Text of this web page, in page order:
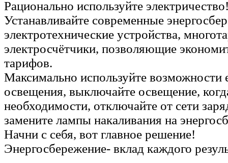
Рационально используйте
Устанавливайте современные
электротехнические устройства,
электросчётчики, позволяющие
тарифов.
Максимально используйте возможности
освещения, выключайте освещение,
необходимости, отключайте от сети
замените лампы накаливания на
Начни с себя, вот главное решение!
Энергосбережение- вклад каждого